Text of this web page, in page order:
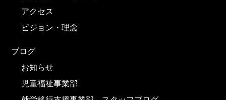
アクセス
ビジョン・理念
ブログ
お知らせ
児童福祉事業部